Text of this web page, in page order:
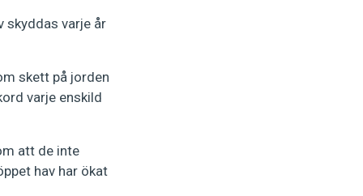
skyddas varje år
skett på jorden
varje enskild
att de inte
hav har ökat